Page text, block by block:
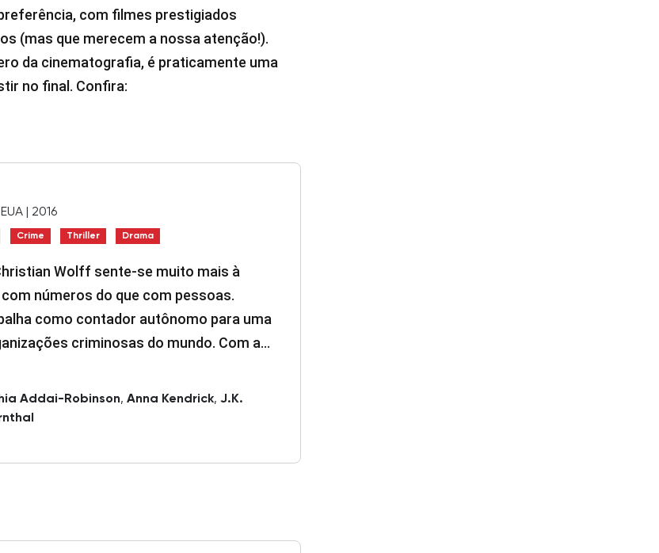
com filmes prestigiados
(mas que merecem a nossa atenção!).
da cinematografia, é praticamente uma
no final. Confira:
| 2016
Crime Thriller Drama
Wolff sente-se muito mais à
números do que com pessoas.
como contador autônomo para uma
criminosas do mundo. Com a
encalço, ele resolve mudar de ares e
cliente, uma empresa de equipamentos
dos funcionários descobriu um desvio
da empresa e se aproxima da
Addai-Robinson, Anna Kendrick, J.K.